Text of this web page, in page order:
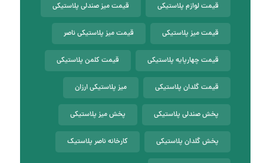
قیمت لوازم پلاستیکی قیمت میز صندلی پلاستیکی
قیمت میز پلاستیکی قیمت میز پلاستیکی ناصر
قیمت چهارپایه پلاستیکی قیمت کلمن پلاستیکی
قیمت گلدان پلاستیکی میز پلاستیکی ارزان
پخش صندلی پلاستیکی پخش میز پلاستیکی
پخش گلدان پلاستیکی کارخانه ناصر پلاستیک